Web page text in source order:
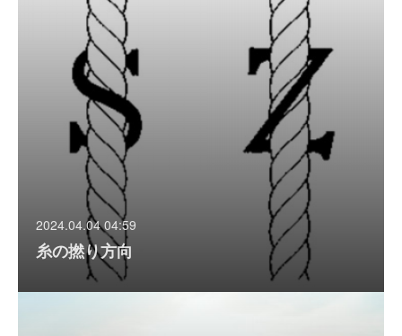
2024.04.04 04:59
糸の撚り方向